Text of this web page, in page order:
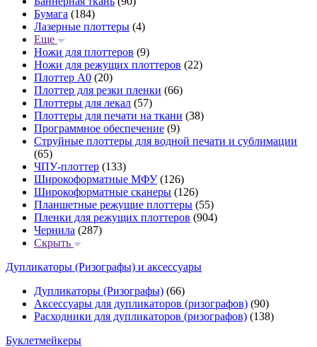
Бумага (184)
Лазерные плоттеры (4)
Еще
Ножи для плоттеров (9)
Ножи для режущих плоттеров (22)
Плоттер А0 (20)
Плоттер для резки пленки (66)
Плоттеры для лекал (57)
Плоттеры для печати на ткани (38)
Программное обеспечение (9)
Струйные плоттеры для водной печати и сублимации
(65)
ЧПУ-плоттер (133)
Широкоформатные МФУ(126)
Широкоформатные сканеры (126)
Планшетные режущие плоттеры (55)
Пленки для режущих плоттеров (904)
Чернила (287)
Скрыть
Дупликаторы (Ризографы) и аксессуары
Дупликаторы (Ризографы) (66)
Аксессуары для дупликаторов (ризографов) (90)
Расходники для дупликаторов (ризографов) (138)
Буклетмейкеры